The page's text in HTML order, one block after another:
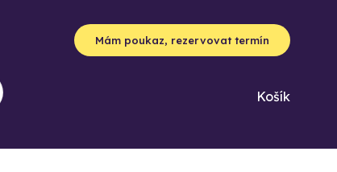
Mám poukaz, rezervovat termín
Košík